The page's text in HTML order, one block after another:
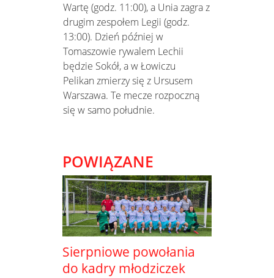
Wartę (godz. 11:00), a Unia zagra z
drugim zespołem Legii (godz.
13:00). Dzień później w
Tomaszowie rywalem Lechii
będzie Sokół, a w Łowiczu
Pelikan zmierzy się z Ursusem
Warszawa. Te mecze rozpoczną
się w samo południe.
POWIĄZANE
Sierpniowe powołania
do kadry młodziczek